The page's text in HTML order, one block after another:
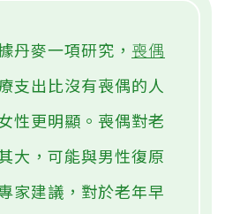
丹麥一項研究， 喪偶
支出比沒有喪偶的人
性更明顯。喪偶對老
大，可能與男性復原
家建議，對於老年早